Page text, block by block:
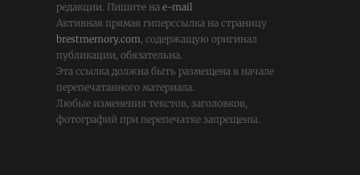
редакции. Пишите на e-mail
Активная прямая гиперссылка на страницу
brestmemory.com, содержащую оригинал
публикации, обязательна.
Эта ссылка должна быть размещена в начале
перепечатанного материала.
Любые изменения текстов, заголовков,
фотографий при перепечатке запрещены.